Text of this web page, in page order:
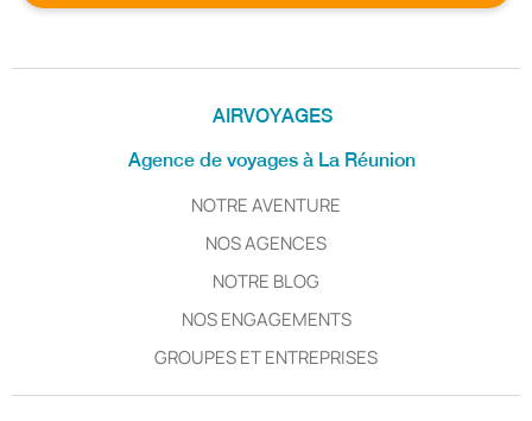
AIRVOYAGES
Agence de voyages à La Réunion
NOTRE AVENTURE
NOS AGENCES
NOTRE BLOG
NOS ENGAGEMENTS
GROUPES ET ENTREPRISES